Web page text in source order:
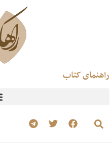
راهنمای کتاب